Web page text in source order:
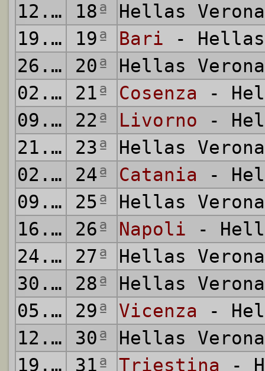
12.01.2003
18ª
Hellas
19.01.2003
19ª Bari - Hellas
26.01.2003
20ª
Hellas
02.02.2003
21ª Cosenza -
09.02.2003
22ª Livorno -
21.02.2003
23ª
Hellas
02.03.2003
24ª Catania -
09.03.2003
25ª
Hellas
16.03.2003
26ª Napoli -
24.03.2003
27ª
Hellas
30.03.2003
28ª
Hellas
05.04.2003
29ª Vicenza -
12.04.2003
30ª
Hellas
19.04.2003
31ª Triestina -